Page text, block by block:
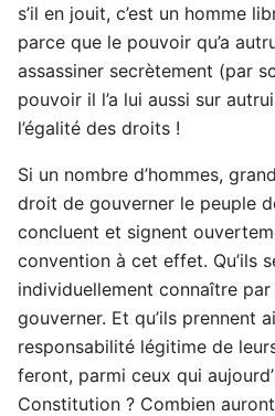
s’il en jouit, c’est un homme
parce que le pouvoir qu’a
assassiner secrètement (par
pouvoir il l’a lui aussi sur
l’égalité des droits !
Si un nombre d’hommes,
droit de gouverner le peuple
concluent et signent
convention à cet effet. Qu’ils
individuellement connaître par
gouverner. Et qu’ils prennent
responsabilité légitime de
feront, parmi ceux qui
Constitution ? Combien